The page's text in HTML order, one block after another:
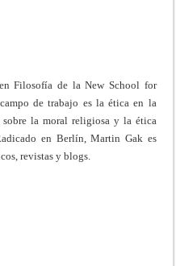
Filosofía de la New School for
de trabajo es la ética en la
la moral religiosa y la ética
en Berlín, Martin Gak es
revistas y blogs.